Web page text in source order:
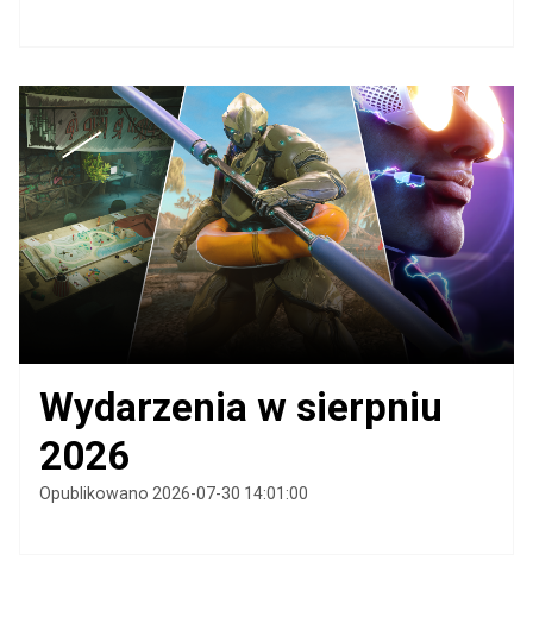
Wydarzenia w sierpniu
2026
Opublikowano 2026-07-30 14:01:00